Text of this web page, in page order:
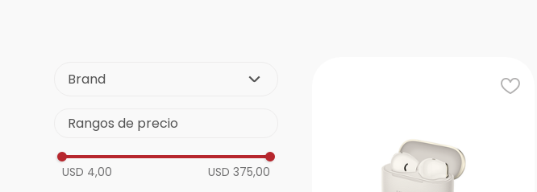
Brand
VIDVIE
GENÉRICO
Huawei
SAMSUNG
PHILIPS
Rangos de precio
USD 4,00 USD 375,00